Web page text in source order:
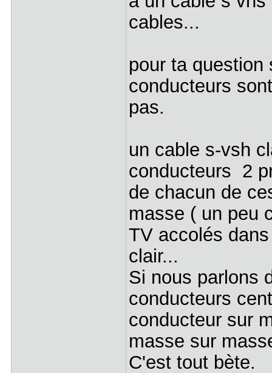
cables...
pour ta
conducteurs
pas.
un cable s-vsh
conducteurs 2
de chacun de
masse ( un peu
TV accolés
clair...
Si nous parlons
conducteurs
conducteur sur
masse sur
C'est tout bète.